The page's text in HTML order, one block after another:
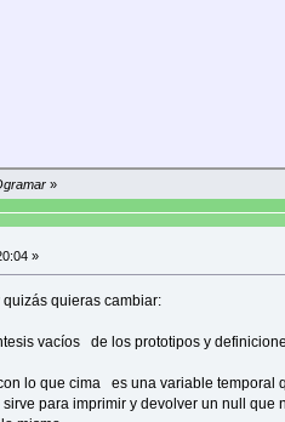
»
»
quieras cambiar:
vacíos de los prototipos y
lo que cima es una variable temporal
para imprimir y devolver un null que